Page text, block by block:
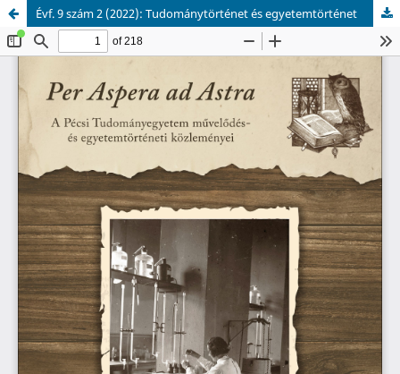
Évf. 9 szám 2 (2022): Tudománytörténet és egyetemtörténet